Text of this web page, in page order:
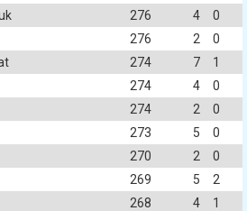
276 4
0
276 2
0
274 7
1
274 4
0
274 2
0
273 5
0
270 2
0
269 5
2
268 4
1